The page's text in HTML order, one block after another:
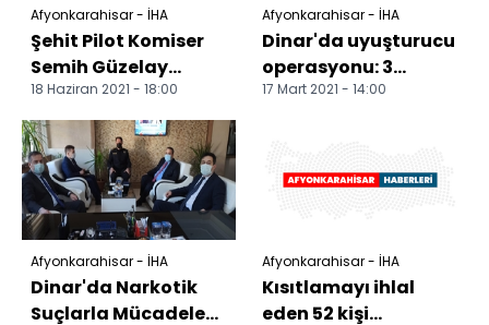
Afyonkarahisar - İHA
Şehit Pilot Komiser
Semih Güzelay
unutulmadı
18 Haziran 2021 - 18:00
Afyonkarahisar - İHA
Dinar'da uyuşturucu
operasyonu: 3
gözaltı
17 Mart 2021 - 14:00
Afyonkarahisar - İHA
Dinar'da Narkotik
Suçlarla Mücadele
Afyonkarahisar - İHA
Kısıtlamayı ihlal
eden 52 kişi